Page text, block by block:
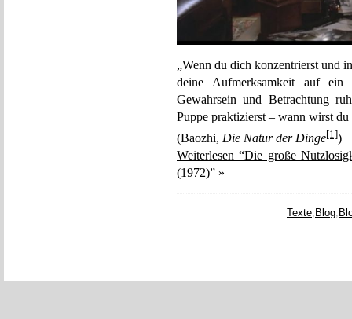
„Wenn du dich konzentrierst und
deine Aufmerksamkeit auf
Gewahrsein und Betrachtung
Puppe praktizierst – wann wirst
(Baozhi, Die Natur der Dinge[1])
Weiterlesen “Die große
(1972)” »
Texte, Blog,